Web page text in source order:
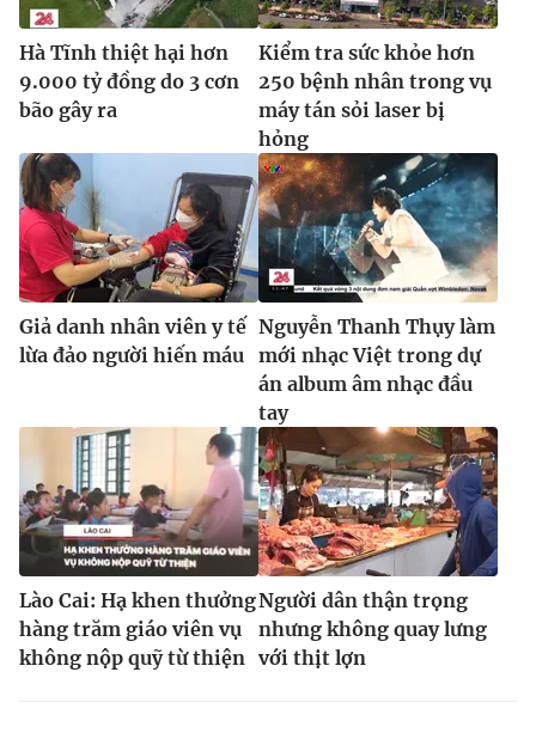
thuận bằng văn bản. Ghi rõ nguồn VTV.vn khi phát hành lại
thông tin từ website này.
Hà Tĩnh thiệt hại hơn
9.000 tỷ đồng do 3 cơn
bão gây ra
Kiểm tra sức khỏe hơn
250 bệnh nhân trong vụ
máy tán sỏi laser bị
hỏng
Giả danh nhân viên y tế
lừa đảo người hiến máu
Nguyễn Thanh Thụy làm
mới nhạc Việt trong dự
án album âm nhạc đầu
tay
Lào Cai: Hạ khen thưởng
hàng trăm giáo viên vụ
không nộp quỹ từ thiện
Người dân thận trọng
nhưng không quay lưng
với thịt lợn